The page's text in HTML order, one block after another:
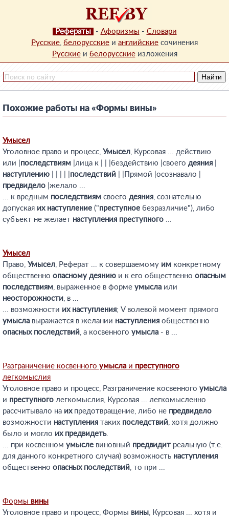
Рефераты - Афоризмы - Словари
Русские, белорусские и английские сочинения
Русскиеи белорусскиеизложения
Похожие работы на «Формы вины»
Умысел
Уголовное право и процесс, Умысел, Курсовая ... действию
или | последствиям |лица к | | |бездействию |своего деяния
наступлению
последствий | |Прямой |осознавало |
предвидело |желало ...
... к вредным последствиям своего деяния, сознательно
допуская их наступление ("преступное безразличие"), либо
субъект не желает наступления преступного ...
Умысел
Право, Умысел, Реферат ... к совершаемому им конкретному
общественно опасному деянию и к его общественно опасным
последствиям, выраженное в форме умысла или
неосторожности, в ...
... возможности их наступления; V волевой момент прямого
умысла выражается в желании наступления общественно
опасных последствий, а косвенного умысла - в ...
Разграничение косвенного умыслаи преступного
легкомыслия
Уголовное право и процесс, Разграничение косвенного умысла
и преступного легкомыслия, Курсовая ... легкомысленно
рассчитывало на ихпредотвращение, либо не предвидело
возможности наступления таких последствий, хотя должно
было и могло их предвидеть.
... при косвенном умысле виновный предвидит реальную (т.е.
для данного конкретного случая) возможность наступления
общественно опасных последствий, то при ...
Формы вины
Уголовное право и процесс, Формы вины, Курсовая ... хотя и